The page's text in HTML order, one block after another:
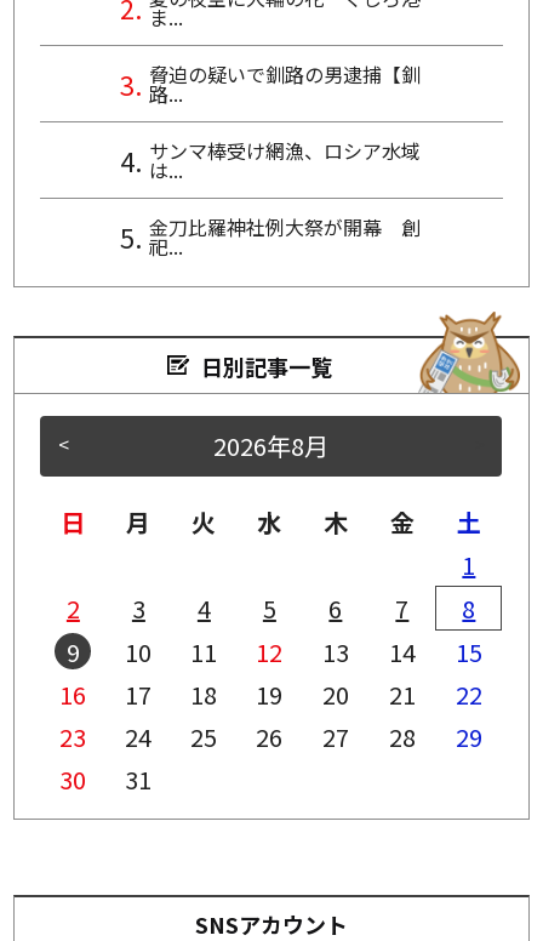
ま...
脅迫の疑いで釧路の男逮捕【釧
路...
サンマ棒受け網漁、ロシア水域
は...
金刀比羅神社例大祭が開幕 創
祀...
日別記事一覧
< 2026年8月
日 月 火 水 木 金
土
1
2
3 4 5 6 7
8
9
10 11 12 13 14
15
16
17 18 19 20 21
22
23
24 25 26 27 28
29
30
31
SNSアカウント